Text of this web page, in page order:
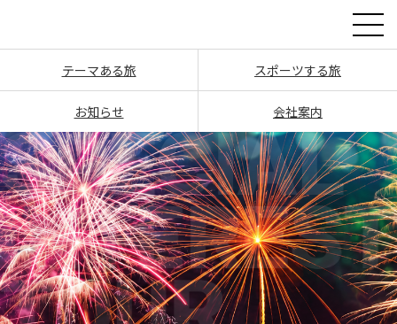
テーマある旅 スポーツする旅
お知らせ 会社案内